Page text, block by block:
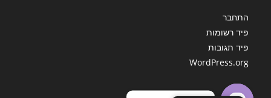
התחבר
פיד רשומות
פיד תגובות
WordPress.org